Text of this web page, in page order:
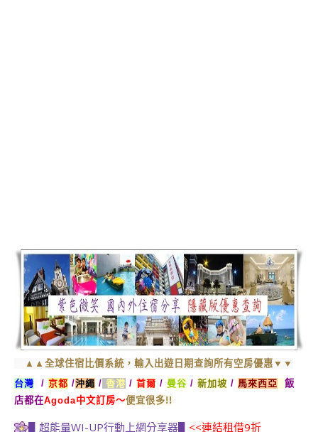
▲▲全球住宿比價系統，輸入出遊日期查詢所有空房優惠▼▼
台灣
/ 京都 /沖繩 / 香港 / 首爾 / 曼谷 / 新加坡 / 馬來西亞
飯
店都在Agoda中文訂房～便宜很多!!
▋超能量WI-UP行動上網分享器▋ <<連結租借9折